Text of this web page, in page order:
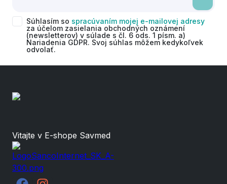
Súhlasím so spracúvaním mojej e-mailovej adresy
za účelom zasielania obchodných oznámení
(newsletterov) v súlade s čl. 6 ods. 1 písm. a)
Nariadenia GDPR. Svoj súhlas môžem kedykoľvek
odvolať.
Vitajte v E-shope Savmed